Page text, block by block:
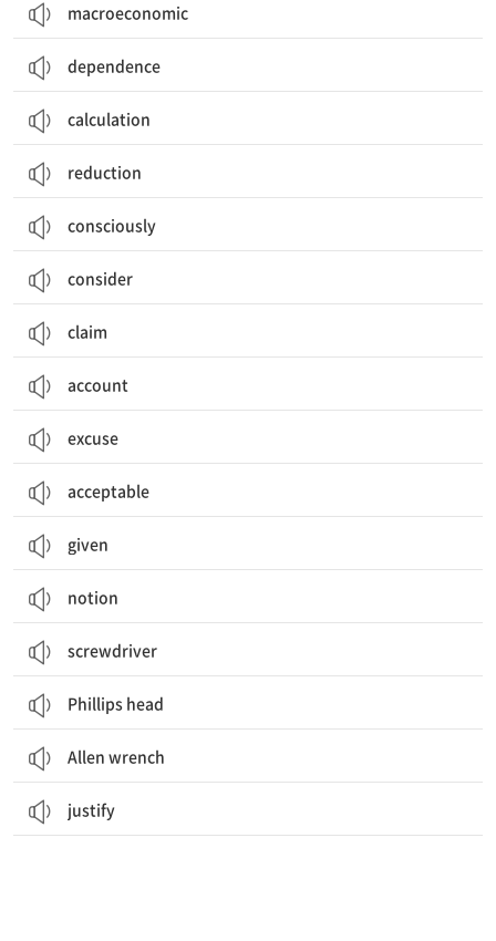
macroeconomic
dependence
calculation
reduction
consciously
consider
claim
account
excuse
acceptable
given
notion
screwdriver
Phillips head
Allen wrench
justify